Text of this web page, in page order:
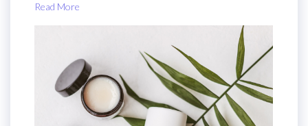
Read More